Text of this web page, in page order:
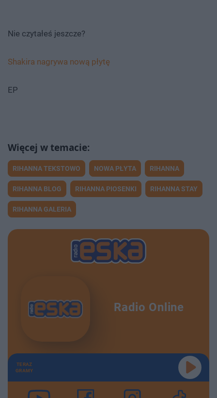
Nie czytałeś jeszcze?
Shakira nagrywa nową płytę
EP
RIHANNA TEKSTOWO NOWA PŁYTA RIHANNA
RIHANNA BLOG RIHANNA PIOSENKI RIHANNA STAY
RIHANNA GALERIA
Radio Online
TERAZ
GRAMY